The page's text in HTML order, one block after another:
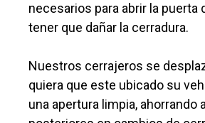
necesarios para abrir la puerta
tener que dañar la cerradura.
Nuestros cerrajeros se
quiera que este ubicado su
una apertura limpia, ahorrando